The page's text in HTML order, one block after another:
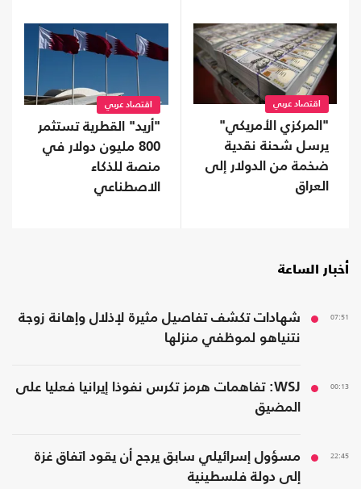
اقتصاد عربي
"المركزي الأمريكي"
يرسل شحنة نقدية
ضخمة من الدولار إلى
العراق
اقتصاد عربي
"أريد" القطرية تستثمر
800 مليون دولار في
منصة للذكاء
الاصطناعي
أخبار الساعة
07:51
شهادات تكشف تفاصيل مثيرة لإذلال وإهانة زوجة
نتنياهو لموظفي منزلها
00:13
WSJ: تفاهمات هرمز تكرس نفوذا إيرانيا فعليا على
المضيق
22:45
مسؤول إسرائيلي سابق يرجح أن يقود اتفاق غزة
إلى دولة فلسطينية